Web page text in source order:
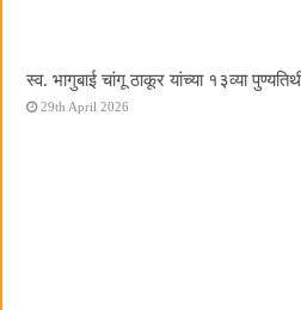
स्व. भागुबाई चांगू ठाकूर यांच्या १३व्या
29th April 2026